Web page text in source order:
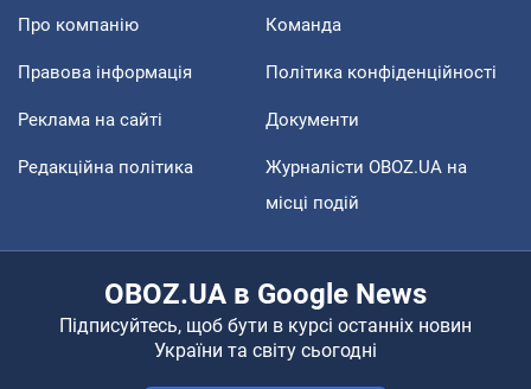
Про компанію Команда
Правова інформація Політика конфіденційності
Реклама на сайті Документи
Редакційна політика
Журналісти OBOZ.UA на
місці подій
OBOZ.UA в Google News
Підписуйтесь, щоб бути в курсі останніх новин
України та світу сьогодні